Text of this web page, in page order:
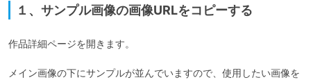
１、サンプル画像の画像URLをコピーする
作品詳細ページを開きます。
メイン画像の下にサンプルが並んでいますので、使用したい画像を